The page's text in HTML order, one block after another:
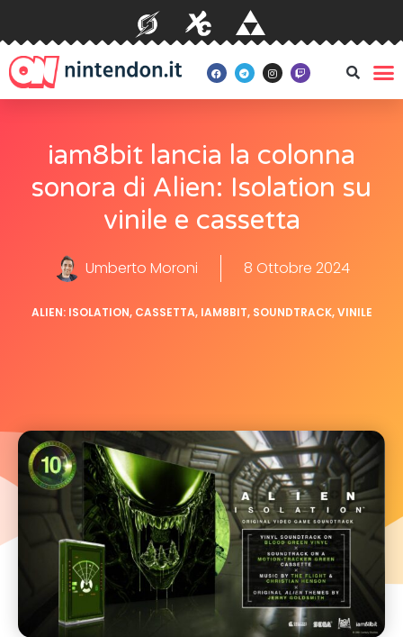
iam8bit lancia la colonna
sonora di Alien: Isolation su
vinile e cassetta
Umberto Moroni 8 Ottobre 2024
ALIEN: ISOLATION, CASSETTA, IAM8BIT, SOUNDTRACK,VINILE